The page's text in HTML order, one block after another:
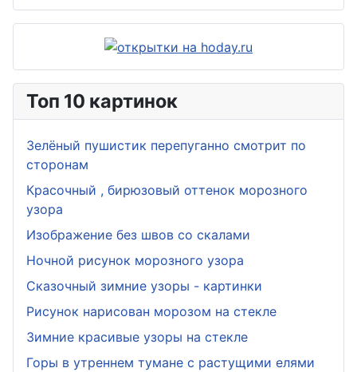
Топ 10 картинок
Зелёный пушистик перепуганно смотрит по
сторонам
Красочный , бирюзовый оттенок морозного
узора
Изображение без швов со скалами
Ночной рисунок морозного узора
Сказочный зимние узоры - картинки
Рисунок нарисован морозом на стекле
Зимние красивые узоры на стекле
Горы в утреннем тумане с растущими елями